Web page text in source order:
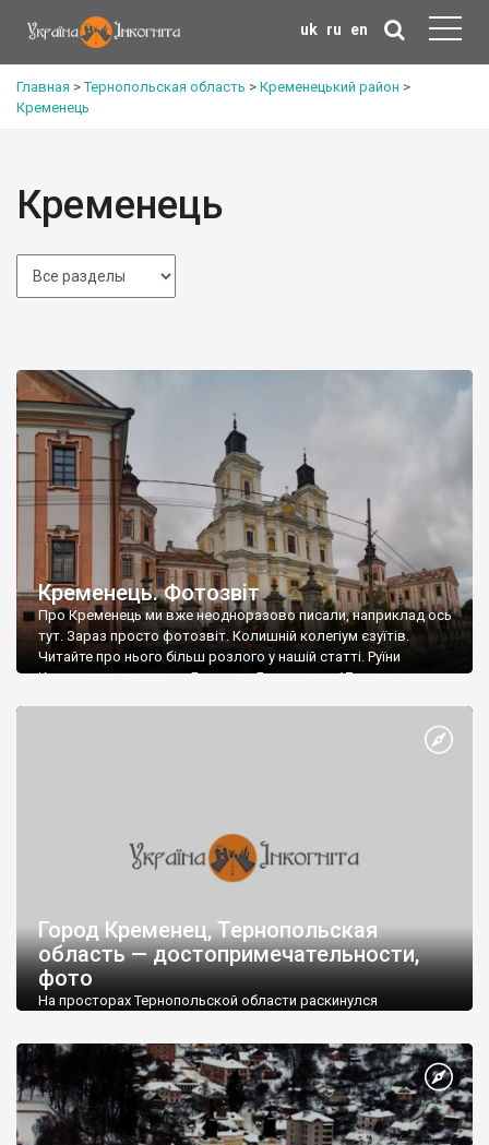
uk ru en
Главная >Тернопольская область > Кременецький район >
Кременець
Кременець
Кременець. Фотозвіт
Про Кременець ми вже неодноразово писали, наприклад ось
тут. Зараз просто фотозвіт. Колишній колегіум єзуїтів.
Читайте про нього більш розлого у нашій статті. Руїни
Кременецького замку. Будинок «Близнюки». 17 ст.
церква. Заснована у 1538 році. Воздвиженська церква. 1887 –
Город Кременец, Тернопольская
область — достопримечательности,
фото
На просторах Тернопольской области раскинулся
важных магистрали, две из которых международного
значения.